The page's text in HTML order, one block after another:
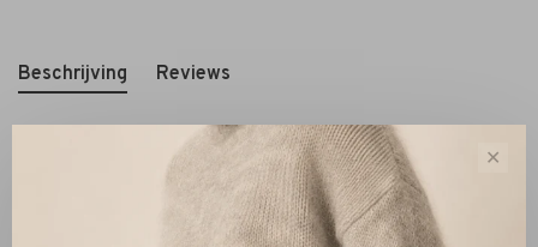
Beschrijving Reviews
La Salle Wide‑Leg Suede Pants in chocois een luxe
statement piece in je garderobe. Deze elegant gesneden
suède pantalon is vervaardigd van100% luxuriös suède.
✕